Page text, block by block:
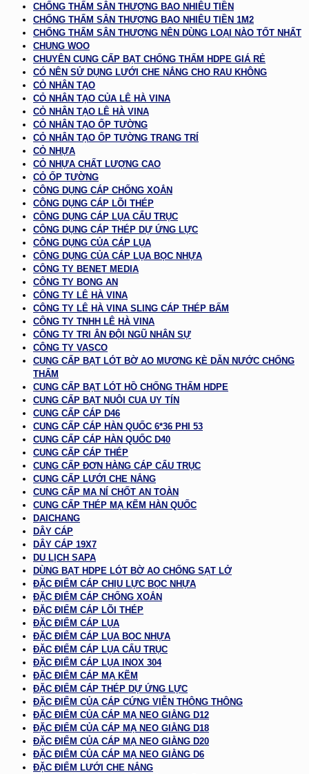
CHỐNG THẤM SÂN THƯỢNG BAO NHIÊU TIỀN
CHỐNG THẤM SÂN THƯỢNG BAO NHIÊU TIỀN 1M2
CHỐNG THẤM SÂN THƯỢNG NÊN DÙNG LOẠI NÀO TỐT NHẤT
CHUNG WOO
CHUYÊN CUNG CẤP BẠT CHỐNG THẤM HDPE GIÁ RẺ
CÓ NÊN SỬ DỤNG LƯỚI CHE NẮNG CHO RAU KHÔNG
CỎ NHÂN TẠO
CỎ NHÂN TẠO CỦA LÊ HÀ VINA
CỎ NHÂN TẠO LÊ HÀ VINA
CỎ NHÂN TẠO ỐP TƯỜNG
CỎ NHÂN TẠO ỐP TƯỜNG TRANG TRÍ
CỎ NHỰA
CỎ NHỰA CHẤT LƯỢNG CAO
CỎ ỐP TƯỜNG
CÔNG DỤNG CÁP CHỐNG XOẮN
CÔNG DỤNG CÁP LÕI THÉP
CÔNG DỤNG CÁP LỤA CẨU TRỤC
CÔNG DỤNG CÁP THÉP DỰ ỨNG LỰC
CÔNG DỤNG CỦA CÁP LỤA
CÔNG DỤNG CỦA CÁP LỤA BỌC NHỰA
CÔNG TY BENET MEDIA
CÔNG TY BONG AN
CÔNG TY LÊ HÀ VINA
CÔNG TY LÊ HÀ VINA SLING CÁP THÉP BẤM
CÔNG TY TNHH LÊ HÀ VINA
CÔNG TY TRI ÂN ĐỘI NGŨ NHÂN SỰ
CÔNG TY VASCO
CUNG CẤP BẠT LÓT BỜ AO MƯƠNG KÈ DẪN NƯỚC CHỐNG
THẤM
CUNG CẤP BẠT LÓT HỒ CHỐNG THẤM HDPE
CUNG CẤP BẠT NUÔI CUA UY TÍN
CUNG CẤP CÁP D46
CUNG CẤP CÁP HÀN QUỐC 6*36 PHI 53
CUNG CẤP CÁP HÀN QUỐC D40
CUNG CẤP CÁP THÉP
CUNG CẤP ĐƠN HÀNG CÁP CẨU TRỤC
CUNG CẤP LƯỚI CHE NẮNG
CUNG CẤP MA NÍ CHỐT AN TOÀN
CUNG CẤP THÉP MẠ KẼM HÀN QUỐC
DAICHANG
DÂY CÁP
DÂY CÁP 19X7
DU LỊCH SAPA
DÙNG BẠT HDPE LÓT BỜ AO CHỐNG SẠT LỞ
ĐẶC ĐIỂM CÁP CHỊU LỰC BỌC NHỰA
ĐẶC ĐIỂM CÁP CHỐNG XOẮN
ĐẶC ĐIỂM CÁP LÕI THÉP
ĐẶC ĐIỂM CÁP LỤA
ĐẶC ĐIỂM CÁP LỤA BỌC NHỰA
ĐẶC ĐIỂM CÁP LỤA CẨU TRỤC
ĐẶC ĐIỂM CÁP LỤA INOX 304
ĐẶC ĐIỂM CÁP MẠ KẼM
ĐẶC ĐIỂM CÁP THÉP DỰ ỨNG LỰC
ĐẶC ĐIỂM CỦA CÁP CỨNG VIỄN THÔNG THÔNG
ĐẶC ĐIỂM CỦA CÁP MẠ NEO GIẰNG D12
ĐẶC ĐIỂM CỦA CÁP MẠ NEO GIẰNG D18
ĐẶC ĐIỂM CỦA CÁP MẠ NEO GIẰNG D20
ĐẶC ĐIỂM CỦA CÁP MẠ NEO GIẰNG D6
ĐẶC ĐIỂM LƯỚI CHE NẮNG